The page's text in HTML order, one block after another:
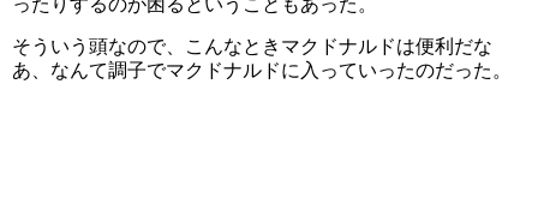
そういう頭なので、こんなときマクドナルドは便利だな
あ、なんて調子でマクドナルドに入っていったのだった。